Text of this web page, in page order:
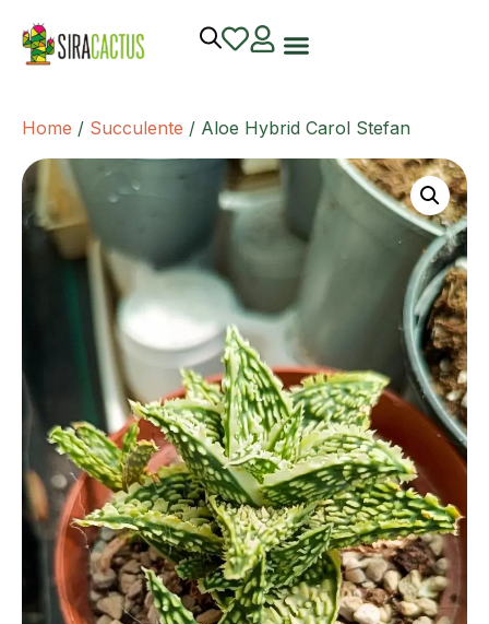
Home / Succulente / Aloe Hybrid Carol Stefan